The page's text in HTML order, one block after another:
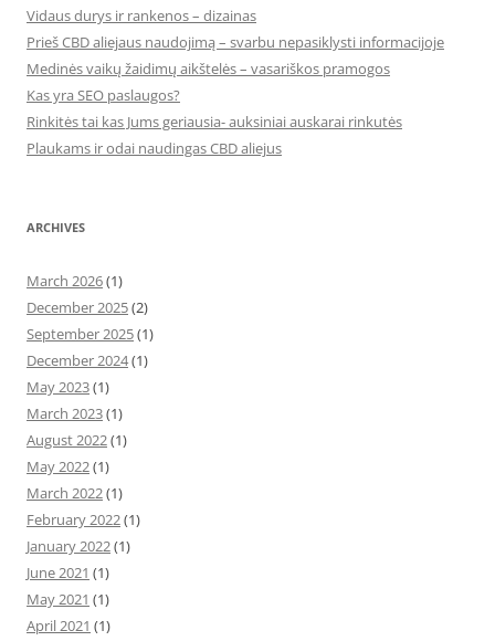
Vidaus durys ir rankenos – dizainas
Prieš CBD aliejaus naudojimą – svarbu nepasiklysti informacijoje
Medinės vaikų žaidimų aikštelės – vasariškos pramogos
Kas yra SEO paslaugos?
Rinkitės tai kas Jums geriausia- auksiniai auskarai rinkutės
Plaukams ir odai naudingas CBD aliejus
ARCHIVES
March 2026(1)
December 2025(2)
September 2025(1)
December 2024(1)
May 2023(1)
March 2023(1)
August 2022(1)
May 2022(1)
March 2022(1)
February 2022(1)
January 2022(1)
June 2021 (1)
May 2021 (1)
April 2021 (1)